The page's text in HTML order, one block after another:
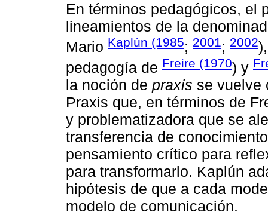
En términos pedagógicos, el
lineamientos de la
Mario Kaplún (1985; 2001; 2002
pedagogía de Freire (1970) y
la noción de praxis se vuelve
Praxis que, en términos de
y problematizadora que se
transferencia de
pensamiento crítico para
para transformarlo. Kaplún
hipótesis de que a cada
modelo de comunicación.